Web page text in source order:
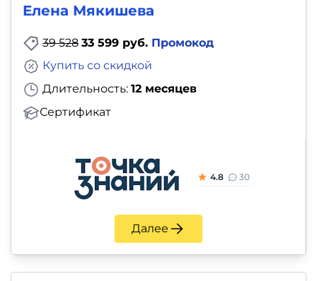
Елена Мякишева
39 528 33 599 руб. Промокод
Длительность: 12 месяцев
Сертификат
Купить со скидкой
4.8 30
Далее